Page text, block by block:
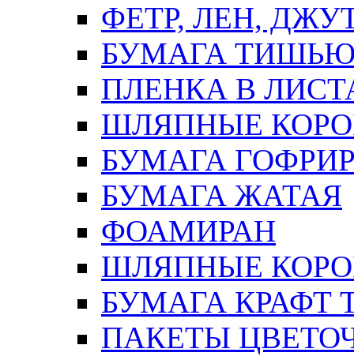
ФЕТР, ЛЕН,
БУМАГА
ПЛЕНКА В
ШЛЯПНЫЕ
БУМАГА
БУМАГА ЖАТАЯ
ФОАМИРАН
ШЛЯПНЫЕ
БУМАГА КРАФТ
ПАКЕТЫ